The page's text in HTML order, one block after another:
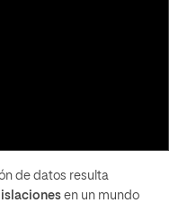
de datos resulta
en un mundo